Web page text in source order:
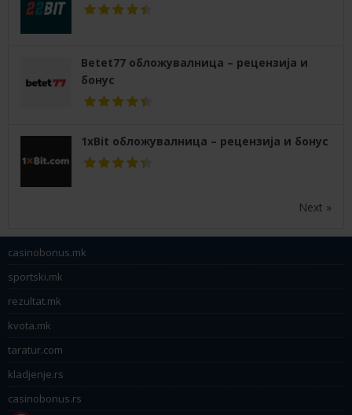
Betet77 обложувалница – рецензија и
бонус
1xBit обложувалница – рецензија и бонус
Next »
casinobonus.mk
sportski.mk
rezultat.mk
kvota.mk
taratur.com
kladjenje.rs
casinobonus.rs